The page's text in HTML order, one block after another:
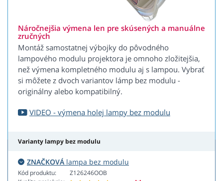
Náročnejšia výmena len pre skúsených a manuálne
zručných
Montáž samostatnej výbojky do pôvodného
lampového modulu projektora je omnoho zložitejšia,
než výmena kompletného modulu aj s lampou. Vybrať
si môžete z dvoch variantov lámp bez modulu -
originálny alebo kompatibilný.
VIDEO - výmena holej lampy bez modulu
Varianty lampy bez modulu
ZNAČKOVÁ lampa bez modulu
Kód produktu:
Z126246OOB